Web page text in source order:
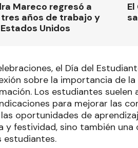
Mareco regresó a
años de trabajo y
Unidos
el Día del
sobre la importancia de
Los estudiantes
para mejorar las
oportunidades de
y festividad, sino también
estudiantes.